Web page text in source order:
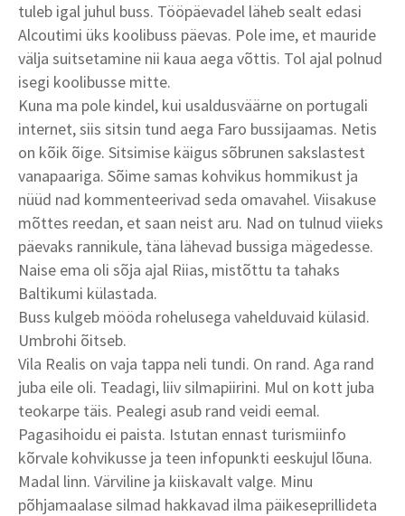
tuleb igal juhul buss. Tööpäevadel läheb sealt edasi
Alcoutimi üks koolibuss päevas. Pole ime, et mauride
välja suitsetamine nii kaua aega võttis. Tol ajal polnud
isegi koolibusse mitte.
Kuna ma pole kindel, kui usaldusväärne on portugali
internet, siis sitsin tund aega Faro bussijaamas. Netis
on kõik õige. Sitsimise käigus sõbrunen sakslastest
vanapaariga. Sõime samas kohvikus hommikust ja
nüüd nad kommenteerivad seda omavahel. Viisakuse
mõttes reedan, et saan neist aru. Nad on tulnud viieks
päevaks rannikule, täna lähevad bussiga mägedesse.
Naise ema oli sõja ajal Riias, mistõttu ta tahaks
Baltikumi külastada.
Buss kulgeb mööda rohelusega vahelduvaid külasid.
Umbrohi õitseb.
Vila Realis on vaja tappa neli tundi. On rand. Aga rand
juba eile oli. Teadagi, liiv silmapiirini. Mul on kott juba
teokarpe täis. Pealegi asub rand veidi eemal.
Pagasihoidu ei paista. Istutan ennast turismiinfo
kõrvale kohvikusse ja teen infopunkti eeskujul lõuna.
Madal linn. Värviline ja kiiskavalt valge. Minu
põhjamaalase silmad hakkavad ilma päikeseprillideta